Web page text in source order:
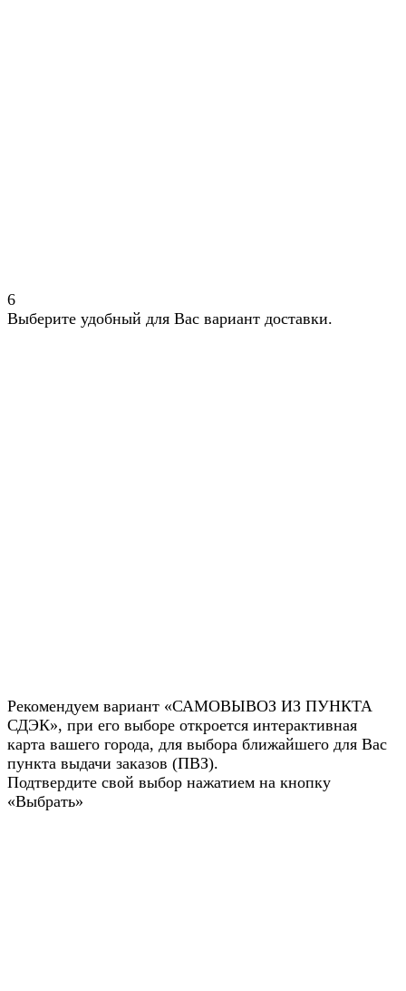
6
Выберите удобный для Вас вариант доставки.
Рекомендуем вариант «САМОВЫВОЗ ИЗ ПУНКТА
СДЭК», при его выборе откроется интерактивная
карта вашего города, для выбора ближайшего для Вас
пункта выдачи заказов (ПВЗ).
Подтвердите свой выбор нажатием на кнопку
«Выбрать»